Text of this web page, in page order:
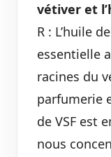
vétiver et
R : L’huile
essentielle
racines du
parfumerie
de VSF est
nous